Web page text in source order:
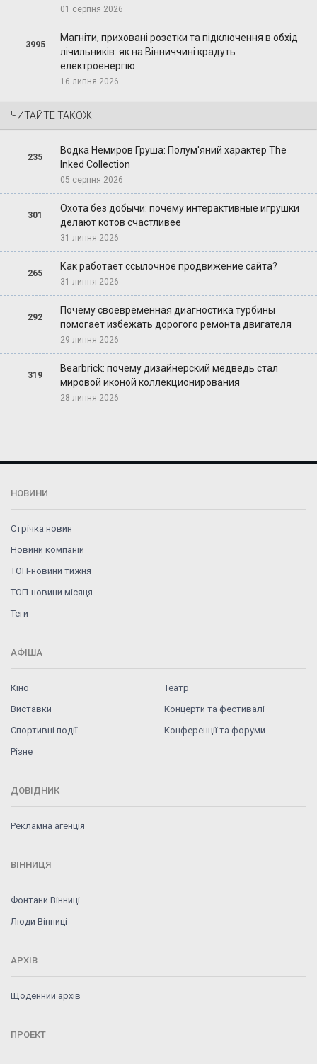
01 серпня 2026
3995
Магніти, приховані розетки та підключення в обхід
лічильників: як на Вінниччині крадуть
електроенергію
16 липня 2026
ЧИТАЙТЕ ТАКОЖ
235
Водка Немиров Груша: Полум'яний характер The
Inked Collection
05 серпня 2026
301
Охота без добычи: почему интерактивные игрушки
делают котов счастливее
31 липня 2026
265
Как работает ссылочное продвижение сайта?
31 липня 2026
292
Почему своевременная диагностика турбины
помогает избежать дорогого ремонта двигателя
29 липня 2026
319
Bearbrick: почему дизайнерский медведь стал
мировой иконой коллекционирования
28 липня 2026
НОВИНИ
Стрічка новин
Новини компаній
ТОП-новини тижня
ТОП-новини місяця
Теги
АФІША
Кіно
Театр
Виставки
Концерти та фестивалі
Спортивні події
Конференції та форуми
Різне
ДОВІДНИК
Рекламна агенція
ВІННИЦЯ
Фонтани Вінниці
Люди Вінниці
АРХІВ
Щоденний архів
ПРОЕКТ